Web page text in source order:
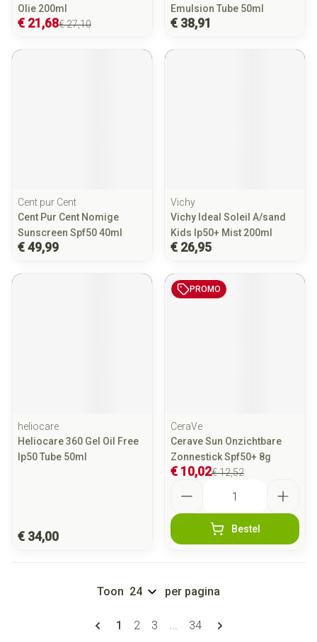
Olie 200ml
€ 27,10
€ 21,68
Emulsion Tube 50ml
€ 38,91
Cent pur Cent
Cent Pur Cent Nomige
Sunscreen Spf50 40ml
€ 49,99
Vichy
Vichy Ideal Soleil A/sand
Kids Ip50+ Mist 200ml
€ 26,95
heliocare
Heliocare 360 Gel Oil Free
Ip50 Tube 50ml
€ 34,00
PROMO
CeraVe
Cerave Sun Onzichtbare
Zonnestick Spf50+ 8g
€ 12,52
€ 10,02
Bestel
Pagina's
U lees momenteel pagina
1 Pagina
2 Pagina
3 ... Pagina
34
Toon per pagina